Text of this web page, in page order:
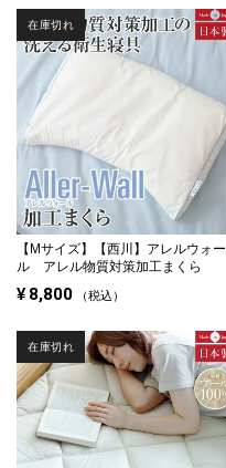
【Mサイズ】
【西川】アレルウォー
ル アレル物質対策加工まくら
¥ 8,800 税込
在庫切れ
在庫切れ